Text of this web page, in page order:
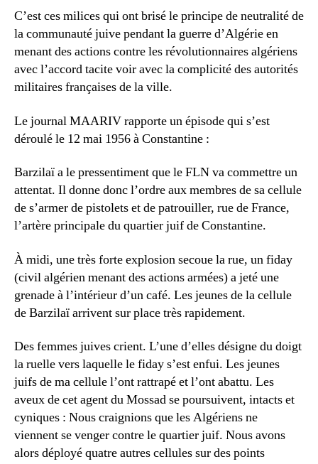
C’est ces milices qui ont brisé le principe de neutralité de
la communauté juive pendant la guerre d’Algérie en
menant des actions contre les révolutionnaires algériens
avec l’accord tacite voir avec la complicité des autorités
militaires françaises de la ville.
Le journal MAARIV rapporte un épisode qui s’est
déroulé le 12 mai 1956 à Constantine :
Barzilaï a le pressentiment que le FLN va commettre un
attentat. Il donne donc l’ordre aux membres de sa cellule
de s’armer de pistolets et de patrouiller, rue de France,
l’artère principale du quartier juif de Constantine.
À midi, une très forte explosion secoue la rue, un fiday
(civil algérien menant des actions armées) a jeté une
grenade à l’intérieur d’un café. Les jeunes de la cellule
de Barzilaï arrivent sur place très rapidement.
Des femmes juives crient. L’une d’elles désigne du doigt
la ruelle vers laquelle le fiday s’est enfui. Les jeunes
juifs de ma cellule l’ont rattrapé et l’ont abattu. Les
aveux de cet agent du Mossad se poursuivent, intacts et
cyniques : Nous craignions que les Algériens ne
viennent se venger contre le quartier juif. Nous avons
alors déployé quatre autres cellules sur des points